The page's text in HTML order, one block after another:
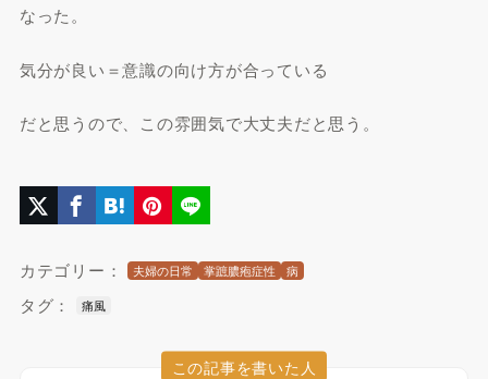
なった。
気分が良い＝意識の向け方が合っている
だと思うので、この雰囲気で大丈夫だと思う。
カテゴリー： 夫婦の日常 掌蹠膿疱症性 病
タグ： 痛風
この記事を書いた人